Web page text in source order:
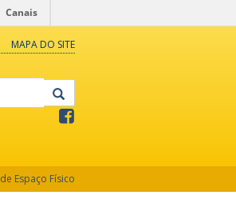
Canais
MAPA DO SITE
Espaço Físico